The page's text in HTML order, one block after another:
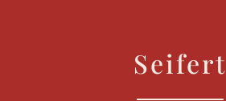
Seifert